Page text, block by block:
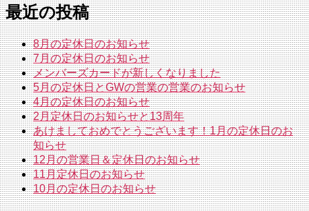
最近の投稿
8月の定休日のお知らせ
7月の定休日のお知らせ
メンバーズカードが新しくなりました
5月の定休日とGWの営業の営業のお知らせ
4月の定休日のお知らせ
2月定休日のお知らせと13周年
あけましておめでとうございます！1月の定休日のお
知らせ
12月の営業日＆定休日のお知らせ
11月定休日のお知らせ
10月の定休日のお知らせ